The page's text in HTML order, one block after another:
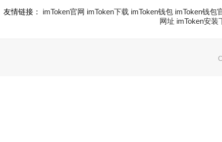
友情链接： imToken官网 imToken下载 imToken钱包 imToken钱包
网址 imToken安装